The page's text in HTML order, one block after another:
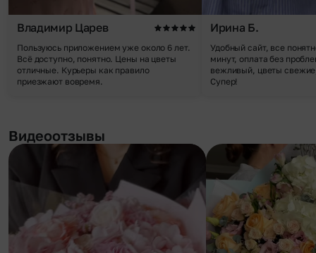
Владимир Царев
Пользуюсь приложением уже около 6 лет.
Всё доступно, понятно. Цены на цветы
отличные. Курьеры как правило
приезжают вовремя.
Ирина Б.
Удобный сайт, все
минут, оплата без
вежливый, цветы
Супер!
Видеоотзывы